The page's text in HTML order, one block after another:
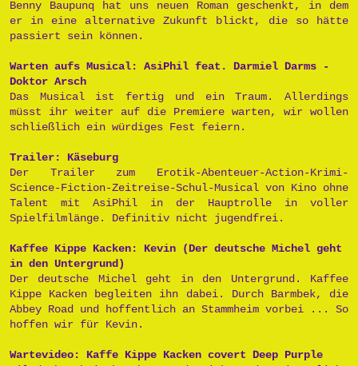
Benny Baupunq hat uns neuen Roman geschenkt, in dem
er in eine alternative Zukunft blickt, die so hätte
passiert sein können.
Warten aufs Musical: AsiPhil feat. Darmiel Darms -
Doktor Arsch
Das Musical ist fertig und ein Traum. Allerdings
müsst ihr weiter auf die Premiere warten, wir wollen
schließlich ein würdiges Fest feiern.
Trailer: Käseburg
Der Trailer zum Erotik-Abenteuer-Action-Krimi-
Science-Fiction-Zeitreise-Schul-Musical von Kino ohne
Talent mit AsiPhil in der Hauptrolle in voller
Spielfilmlänge. Definitiv nicht jugendfrei.
Kaffee Kippe Kacken: Kevin (Der deutsche Michel geht
in den Untergrund)
Der deutsche Michel geht in den Untergrund. Kaffee
Kippe Kacken begleiten ihn dabei. Durch Barmbek, die
Abbey Road und hoffentlich an Stammheim vorbei ... So
hoffen wir für Kevin.
Wartevideo: Kaffe Kippe Kacken covert Deep Purple